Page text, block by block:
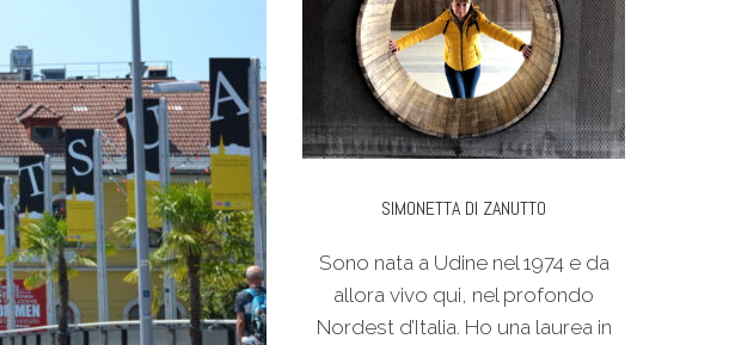
SIMONETTA DI ZANUTTO
Sono nata a Udine nel 1974 e da
allora vivo qui, nel profondo
Nordest d’Italia. Ho una laurea in